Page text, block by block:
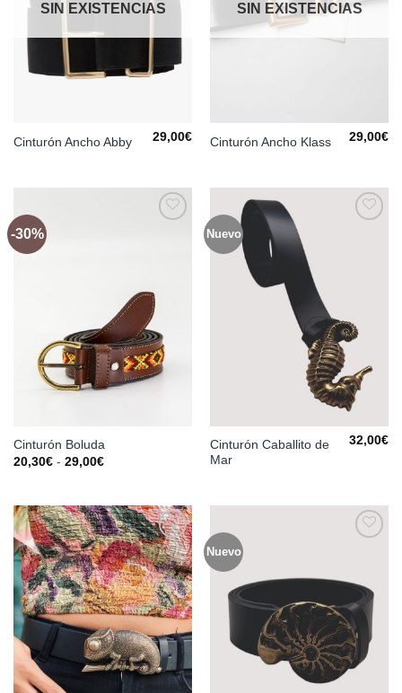
SIN EXISTENCIAS
Cinturón Ancho Abby 29,00€
SIN EXISTENCIAS
Cinturón Ancho Klass 29,00€
-30%
Cinturón Boluda
20,30€ - 29,00€Rango
20,30€
hasta
29,00€
Nuevo
Cinturón Caballito de
Mar
32,00€
Añadir
a la
lista de
deseos
Nuevo
deseos